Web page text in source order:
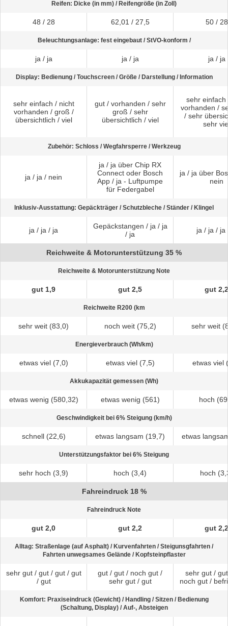
Reifen: Dicke (in mm) / Reifengröße (in Zoll)
48 / 28 62,01 / 27,5 50 / 28
Beleuchtungsanlage: fest eingebaut / StVO-konform /
ja / ja ja / ja ja / ja
Display: Bedienung / Touchscreen / Größe / Darstellung / Information
sehr einfach / nicht
vorhanden / groß /
übersichtlich / viel
gut / vorhanden / sehr
groß / sehr
übersichtlich / viel
sehr einfach
vorhanden /
/ sehr
sehr
Zubehör: Schloss / Wegfahrsperre / Werkzeug
ja / ja / nein
ja / ja über Chip RX
Connect oder Bosch
App / ja - Luftpumpe
für Federgabel
ja / ja über
nein
Inklusiv-Ausstattung: Gepäckträger / Schutzbleche / Ständer / Klingel
ja / ja / ja
Gepäckstangen / ja / ja
/ ja
ja / ja / ja
Reichweite & Motorunterstützung 35 %
Reichweite & Motorunterstützung Note
gut 1,9 gut 2,5 gut 2,2
Reichweite R200 (km
sehr weit (83,0) noch weit (75,2) sehr weit
Energieverbrauch (Wh/km)
etwas viel (7,0) etwas viel (7,5) etwas viel
Akkukapazität gemessen (Wh)
etwas wenig (580,32) etwas wenig (561) hoch
Geschwindigkeit bei 6% Steigung (km/h)
schnell (22,6) etwas langsam (19,7) etwas
Unterstützungsfaktor bei 6% Steigung
sehr hoch (3,9) hoch (3,4) hoch
Fahreindruck 18 %
Fahreindruck Note
gut 2,0 gut 2,2 gut 2,2
Alltag: Straßenlage (auf Asphalt) / Kurvenfahrten / Steigunsgfahrten /
Fahrten unwegsames Gelände / Kopfsteinpflaster
sehr gut / gut / gut / gut
/ gut
gut / gut / noch gut /
sehr gut / gut
sehr gut /
noch gut /
Komfort: Praxiseindruck (Gewicht) / Handling / Sitzen / Bedienung
(Schaltung, Display) / Auf-, Absteigen